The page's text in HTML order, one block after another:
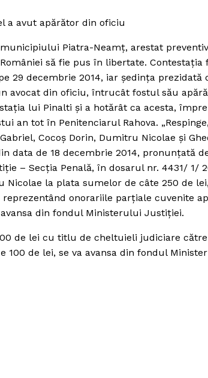
a avut apărător din oficiu
Piatra-Neamţ, arestat
să fie pus în libertate. Contestaţia
29 decembrie 2014, iar şedinţa prezidată
avocat din oficiu, întrucât fostul său
lui Pinalti şi a hotărât ca acesta,
an tot în Penitenciarul Rahova.
Cocoş Dorin, Dumitru Nicolae şi
data de 18 decembrie 2014, pronunţată
– Secţia Penală, în dosarul nr. 4431/ 1/
Nicolae la plata sumelor de câte 250 de
onorariile parţiale cuvenite
din fondul Ministerului Justiţiei.
de lei cu titlu de cheltuieli judiciare
de lei, se va avansa din fondul